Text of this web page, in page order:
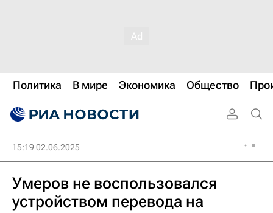
Политика В мире Экономика Общество
15:19 02.06.2025
Умеров не воспользовался
устройством перевода на